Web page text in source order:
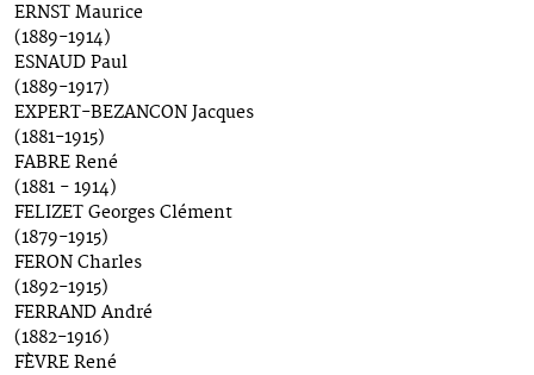
ERNST Maurice
(1889-1914)
ESNAUD Paul
(1889-1917)
EXPERT-BEZANCON Jacques
(1881-1915)
FABRE René
(1881 - 1914)
FELIZET Georges Clément
(1879-1915)
FERON Charles
(1892-1915)
FERRAND André
(1882-1916)
FÈVRE René